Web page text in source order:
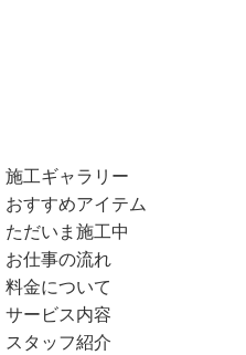
施工ギャラリー
おすすめアイテム
ただいま施工中
お仕事の流れ
料金について
サービス内容
スタッフ紹介